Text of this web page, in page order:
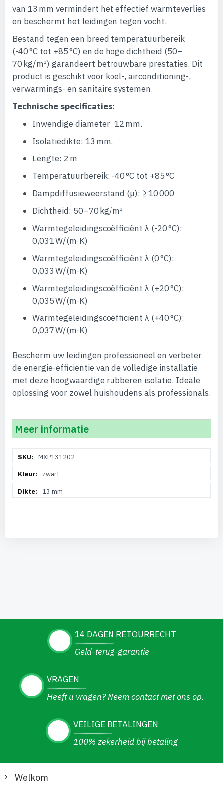
van 13 mm vermindert het effectief warmteverlies
en beschermt het leidingen tegen vocht.
Bestand tegen een breed temperatuurbereik
(-40 °C tot +85 °C) en de hoge dichtheid (50–
70 kg/m³) garandeert betrouwbare prestaties. Dit
product is geschikt voor koel-, airconditioning-,
verwarmings- en sanitaire systemen.
Technische specificaties:
Inwendige diameter: 12 mm.
Isolatiedikte: 13 mm.
Lengte: 2 m
Temperatuurbereik: -40 °C tot +85 °C
Dampdiffusieweerstand (µ): ≥ 10 000
Dichtheid: 50–70 kg/m³
Warmtegeleidingscoëfficiënt λ (-20 °C):
0,031 W/(m·K)
Warmtegeleidingscoëfficiënt λ (0 °C):
0,033 W/(m·K)
Warmtegeleidingscoëfficiënt λ (+20 °C):
0,035 W/(m·K)
Warmtegeleidingscoëfficiënt λ (+40 °C):
0,037 W/(m·K)
Bescherm uw leidingen professioneel en verbeter
de energie-efficiëntie van de volledige installatie
met deze hoogwaardige rubberen isolatie. Ideale
oplossing voor zowel huishoudens als professionals.
Meer informatie
informatieMXP131202
zwart
13 mm
14 DAGEN RETOURRECHT
Geld-terug-garantie
VRAGEN
Heeft u vragen? Neem contact met ons op.
VEILIGE BETALINGEN
100% zekerheid bij betaling
Welkom